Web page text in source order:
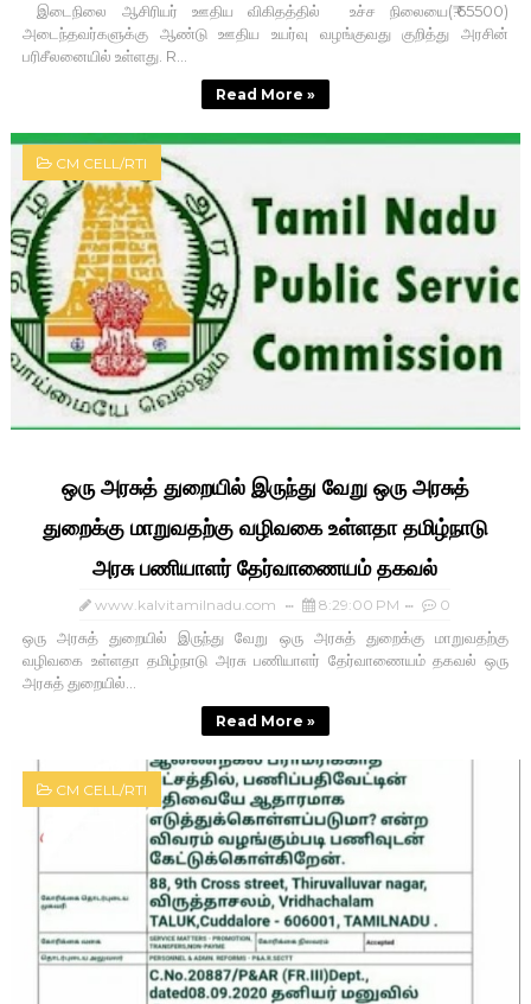
இடைநிலை ஆசிரியர் ஊதிய விகிதத்தில் உச்ச நிலையை(₹.65500)
அடைந்தவர்களுக்கு ஆண்டு ஊதிய உயர்வு வழங்குவது குறித்து அரசின்
பரிசீலனையில் உள்ளது. R...
Read More »
CM CELL/RTI
ஒரு அரசுத் துறையில் இருந்து வேறு ஒரு அரசுத்
துறைக்கு மாறுவதற்கு வழிவகை உள்ளதா தமிழ்நாடு
அரசு பணியாளர் தேர்வாணையம் தகவல்
www.kalvitamilnadu.com 8:29:00 PM 0
ஒரு அரசுத் துறையில் இருந்து வேறு ஒரு அரசுத் துறைக்கு மாறுவதற்கு
வழிவகை உள்ளதா தமிழ்நாடு அரசு பணியாளர் தேர்வாணையம் தகவல் ஒரு
அரசுத் துறையில்...
Read More »
CM CELL/RTI